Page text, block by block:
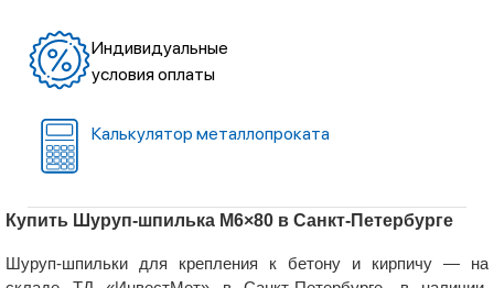
Индивидуальные
условия оплаты
Калькулятор металлопроката
Купить Шуруп-шпилька М6×80 в Санкт-Петербурге
Шуруп-шпильки для крепления к бетону и кирпичу — на